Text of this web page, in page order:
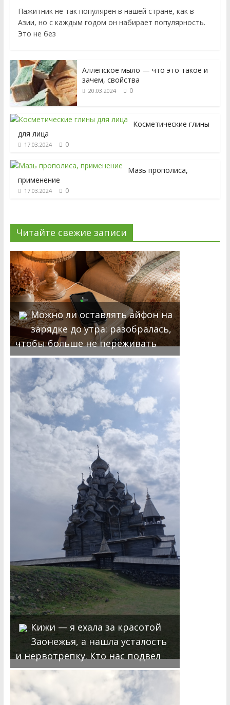
Пажитник не так популярен в нашей стране, как в
Азии, но с каждым годом он набирает популярность.
Это не без
Аллепское мыло — что это такое и
зачем, свойства
20.03.2024 0
Косметические глины
для лица
17.03.2024 0
Мазь прополиса,
применение
17.03.2024 0
Читайте свежие записи
Можно ли оставлять айфон на
зарядке до утра: разобралась,
чтобы больше не переживать
Кижи — я ехала за красотой
Заонежья, а нашла усталость
и нервотрепку. Кто нас подвел